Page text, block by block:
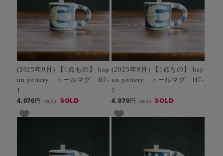
(2025年9月) 【1点もの】 hap
un pottery トールマグ H7-
1
4,070円[税込] SOLD
(2025年9月) 【1点もの】 hap
un pottery トールマグ H7-
2
4,070円 [税込] SOLD